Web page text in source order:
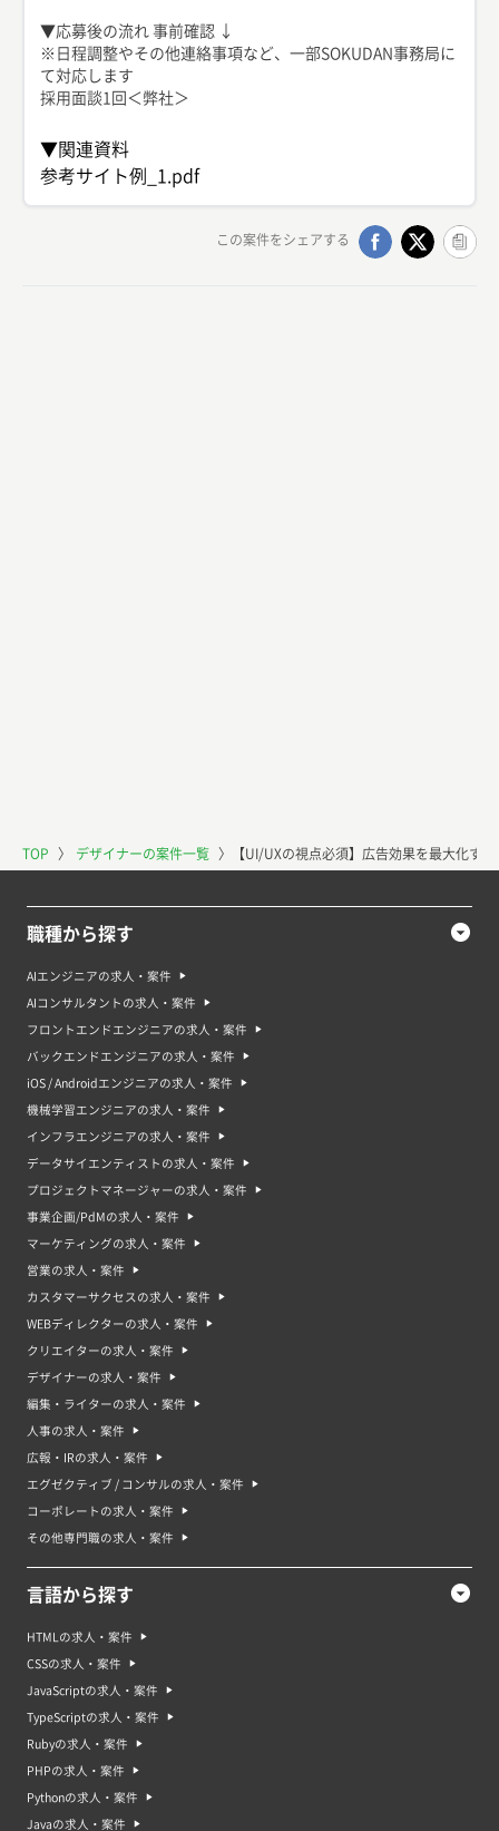
TOP 〉 デザイナーの案件一覧 〉 【UI/UXの視点必須】広告効果を最大化す
▼応募後の流れ 事前確認 ↓
※日程調整やその他連絡事項など、一部SOKUDAN事務局に
て対応します
採用面談1回＜弊社＞
▼関連資料
参考サイト例_1.pdf
この案件をシェアする
職種から探す
AIエンジニアの求人・案件
AIコンサルタントの求人・案件
フロントエンドエンジニアの求人・案件
バックエンドエンジニアの求人・案件
iOS / Androidエンジニアの求人・案件
機械学習エンジニアの求人・案件
インフラエンジニアの求人・案件
データサイエンティストの求人・案件
プロジェクトマネージャーの求人・案件
事業企画/PdMの求人・案件
マーケティングの求人・案件
営業の求人・案件
カスタマーサクセスの求人・案件
WEBディレクターの求人・案件
クリエイターの求人・案件
デザイナーの求人・案件
編集・ライターの求人・案件
人事の求人・案件
広報・IRの求人・案件
エグゼクティブ / コンサルの求人・案件
コーポレートの求人・案件
その他専門職の求人・案件
言語から探す
HTMLの求人・案件
CSSの求人・案件
JavaScriptの求人・案件
TypeScriptの求人・案件
Rubyの求人・案件
PHPの求人・案件
Pythonの求人・案件
Javaの求人・案件